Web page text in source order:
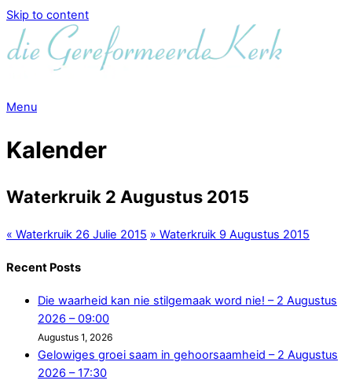
Skip to content
Menu
Kalender
Waterkruik 2 Augustus 2015
« Waterkruik 26 Julie 2015 » Waterkruik 9 Augustus 2015
Recent Posts
Die waarheid kan nie stilgemaak word nie! – 2 Augustus
2026 – 09:00
Augustus 1, 2026
Gelowiges groei saam in gehoorsaamheid – 2 Augustus
2026 – 17:30